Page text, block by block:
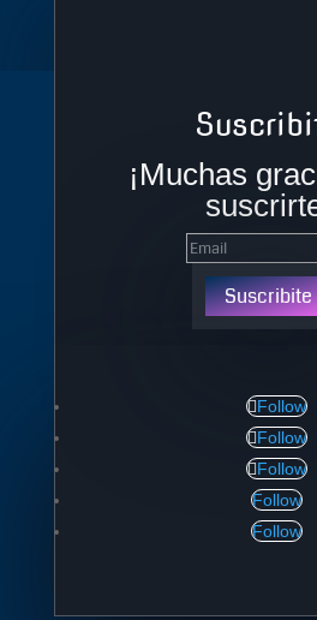
¡Muchas
Suscribite
Follow
Follow
Follow
Follow
Follow